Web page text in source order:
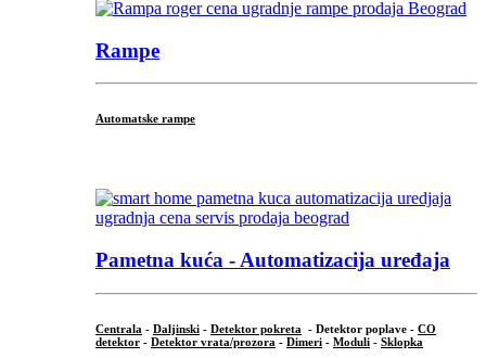
Rampe
Automatske rampe
Pametna kuća - Automatizacija uređaja
Centrala - Daljinski - Detektor pokreta - Detektor poplave - CO
detektor - Detektor vrata/prozora - Dimeri - Moduli - Sklopka